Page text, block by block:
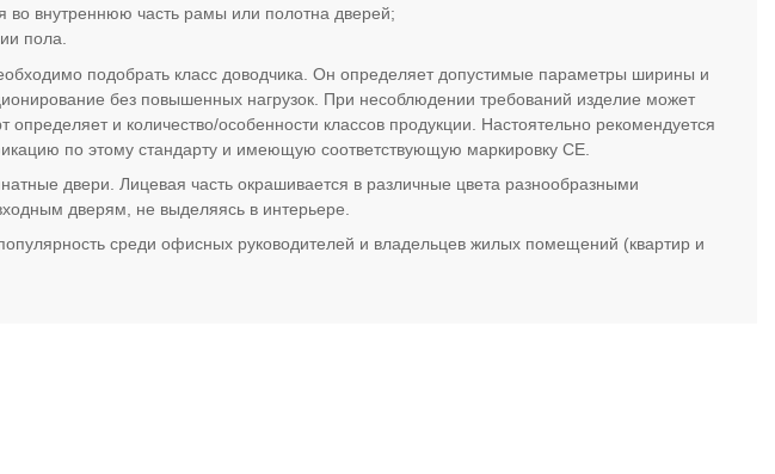
во внутреннюю часть рамы или полотна дверей;
пола.
подобрать класс доводчика. Он определяет допустимые параметры ширины и
без повышенных нагрузок. При несоблюдении требований изделие может
и количество/особенности классов продукции. Настоятельно рекомендуется
по этому стандарту и имеющую соответствующую маркировку СЕ.
двери. Лицевая часть окрашивается в различные цвета разнообразными
дверям, не выделяясь в интерьере.
среди офисных руководителей и владельцев жилых помещений (квартир и